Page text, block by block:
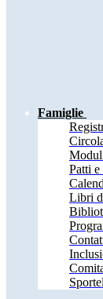
Famiglie
Patti e
Libri